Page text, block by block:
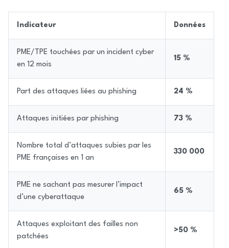
Indicateur Données
PME/TPE touchées par un incident cyber
en 12 mois
15 %
Part des attaques liées au phishing 24 %
Attaques initiées par phishing 73 %
Nombre total d’attaques subies par les
PME françaises en 1 an
330 000
PME ne sachant pas mesurer l’impact
d’une cyberattaque
65 %
Attaques exploitant des failles non
patchées
>50 %